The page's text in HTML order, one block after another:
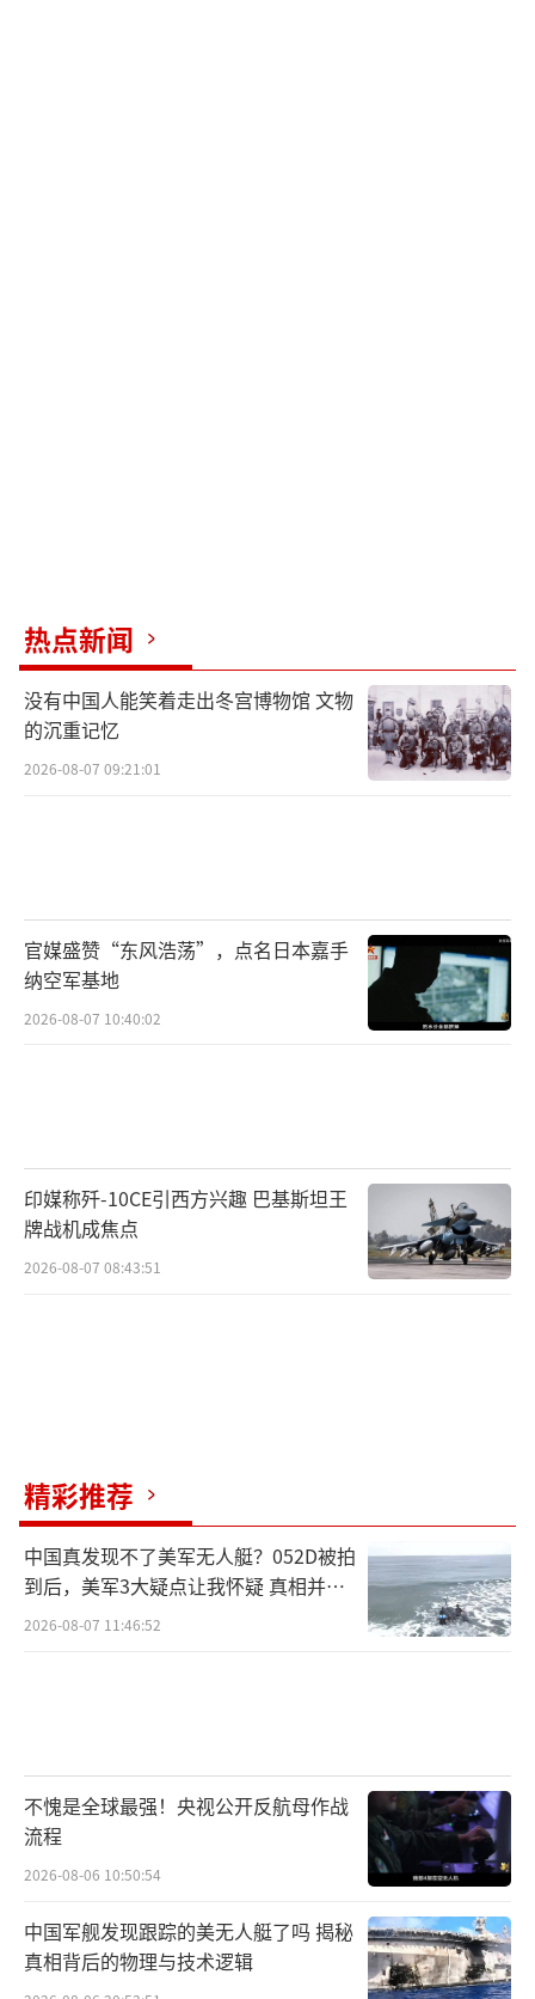
示中国用户很欢迎她。在她的帖文下，一名中
国用户评论说：“我们不是敌人，我们是生活
在同一个世界的人！”另一位中国用户
说：“我们也从来……没机会和外国朋友直接
在同一个应用程序或平台上交流，所以你们来
高兴能和中国人交流，了解你们的文化和经
历。”（责任编辑：卢其龙 CM0882）
热点新闻
没有中国人能笑着走出冬宫博物馆 文物
的沉重记忆
2026-08-07 09:21:01
官媒盛赞“东风浩荡”，点名日本嘉手
纳空军基地
2026-08-07 10:40:02
印媒称歼-10CE引西方兴趣 巴基斯坦王
牌战机成焦点
2026-08-07 08:43:51
精彩推荐
中国真发现不了美军无人艇？052D被拍
到后，美军3大疑点让我怀疑 真相并非
如此
2026-08-07 11:46:52
不愧是全球最强！央视公开反航母作战
流程
2026-08-06 10:50:54
中国军舰发现跟踪的美无人艇了吗 揭秘
真相背后的物理与技术逻辑